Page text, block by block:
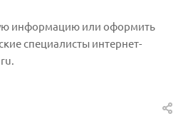
информацию или оформить
специалисты интернет-